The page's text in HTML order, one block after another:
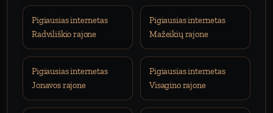
Pigiausias internetas
Radviliškio rajone
Pigiausias internetas
Mažeikių rajone
Pigiausias internetas
Jonavos rajone
Pigiausias internetas
Visagino rajone